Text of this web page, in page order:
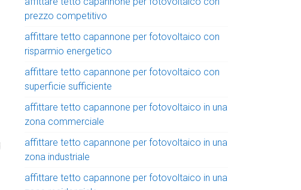
prezzo competitivo
affittare tetto capannone per fotovoltaico con
risparmio energetico
affittare tetto capannone per fotovoltaico con
superficie sufficiente
affittare tetto capannone per fotovoltaico in una
zona commerciale
affittare tetto capannone per fotovoltaico in una
zona industriale
affittare tetto capannone per fotovoltaico in una